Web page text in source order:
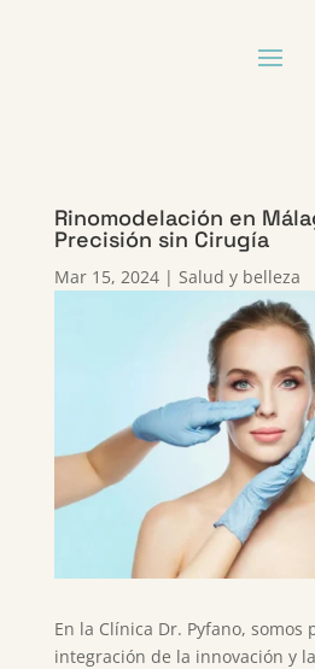
Rinomodelación en
Precisión sin Cirugía
Mar 15, 2024| Salud y belleza
En la Clínica Dr. Pyfano, somos
integración de la innovación y